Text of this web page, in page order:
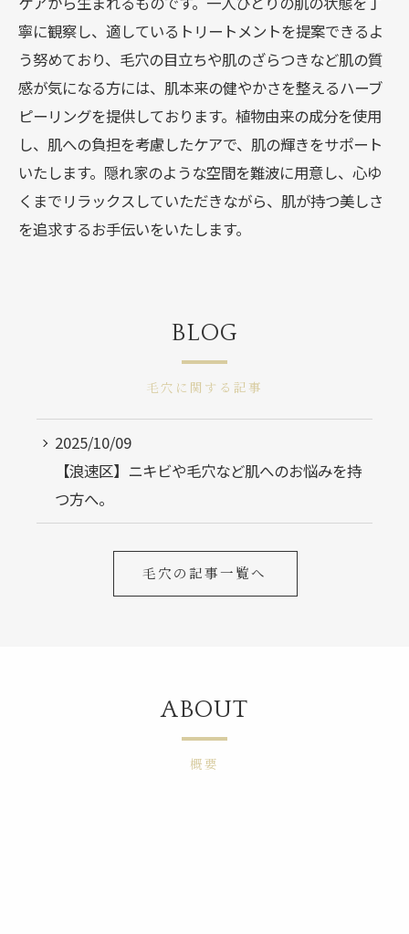
寧に観察し、適しているトリートメントを提案できるよ
う努めており、毛穴の目立ちや肌のざらつきなど肌の質
感が気になる方には、肌本来の健やかさを整えるハーブ
ピーリングを提供しております。植物由来の成分を使用
し、肌への負担を考慮したケアで、肌の輝きをサポート
いたします。隠れ家のような空間を難波に用意し、心ゆ
くまでリラックスしていただきながら、肌が持つ美しさ
を追求するお手伝いをいたします。
BLOG
毛穴に関する記事
2025/10/09
【浪速区】ニキビや毛穴など肌へのお悩みを持
つ方へ。
毛穴の記事一覧へ
ABOUT
概要